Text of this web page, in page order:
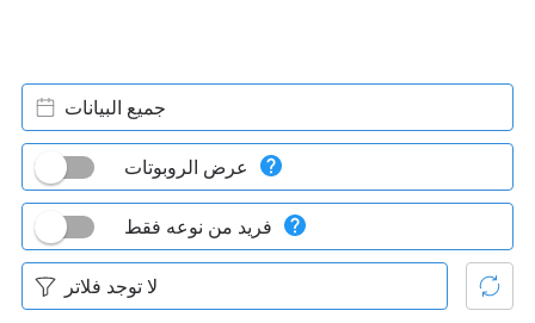
جميع البيانات
عرض الروبوتات
فريد من نوعه فقط